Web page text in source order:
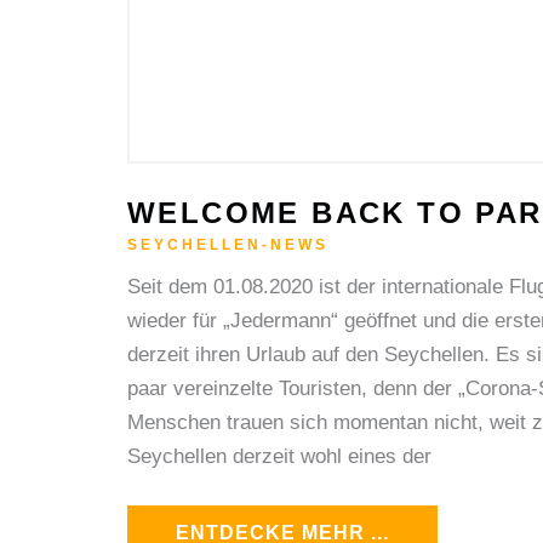
WELCOME BACK TO
SEYCHELLEN-NEWS
Seit dem 01.08.2020 ist der internationale
wieder für „Jedermann“ geöffnet und die
derzeit ihren Urlaub auf den Seychellen. Es
paar vereinzelte Touristen, denn der
Menschen trauen sich momentan nicht, weit
Seychellen derzeit wohl eines der
ENTDECKE MEHR ...